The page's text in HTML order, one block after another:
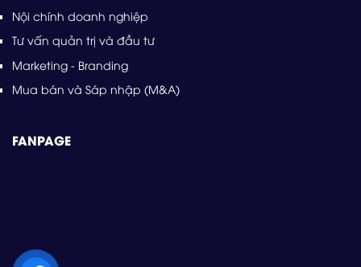
Nội chính doanh nghiệp
Tư vấn quản trị và đầu tư
Marketing - Branding
Mua bán và Sáp nhập (M&A)
FANPAGE